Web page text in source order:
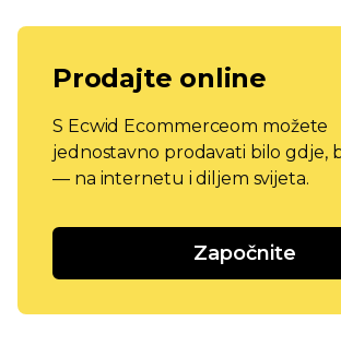
Prodajte online
S Ecwid Ecommerceom možete
jednostavno prodavati bilo gdje,
— na internetu i diljem svijeta.
Započnite